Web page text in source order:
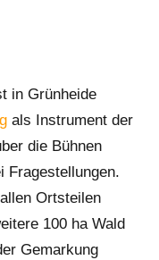
in Grünheide
als Instrument der
die Bühnen
Fragestellungen.
Ortsteilen
100 ha Wald
Gemarkung